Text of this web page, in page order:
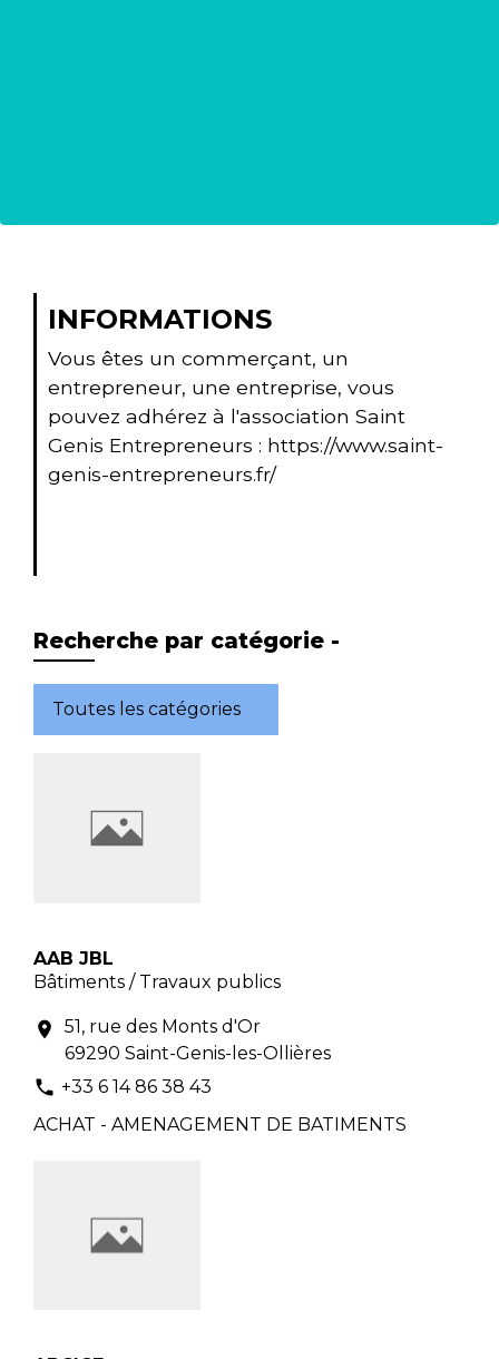
INFORMATIONS
Vous êtes un commerçant, un
entrepreneur, une entreprise, vous
pouvez adhérez à l'association Saint
Genis Entrepreneurs : https://www.saint-
genis-entrepreneurs.fr/
Recherche par catégorie -
Toutes les catégories
AAB JBL
Bâtiments / Travaux publics
location_on
51, rue des Monts d'Or
69290 Saint-Genis-les-Ollières
phone +33 6 14 86 38 43
ACHAT - AMENAGEMENT DE BATIMENTS